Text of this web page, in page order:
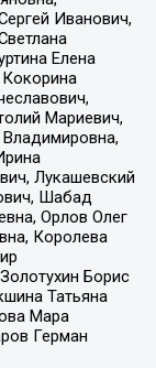
Иванович,
Елена
Мариевич,
Лукашевский
Шабад
Орлов Олег
Королева
Борис
Татьяна
Мара
Герман